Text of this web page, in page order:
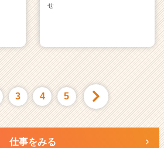
せ
3 4 5
仕事をみる